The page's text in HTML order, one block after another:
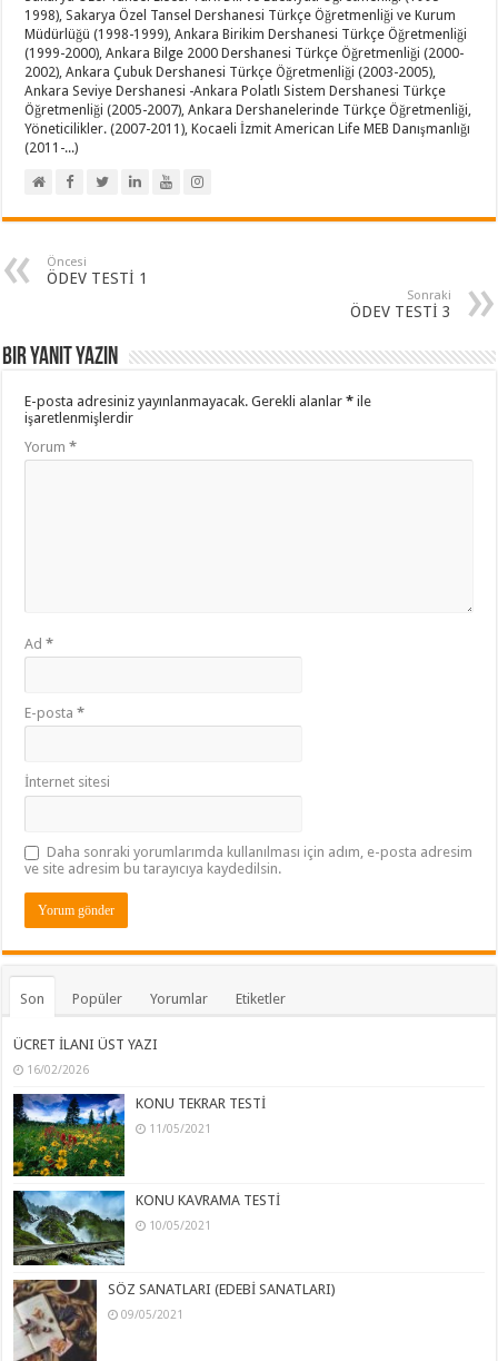
1998), Sakarya Özel Tansel Dershanesi Türkçe Öğretmenliği ve Kurum
Müdürlüğü (1998-1999), Ankara Birikim Dershanesi Türkçe Öğretmenliği
(1999-2000), Ankara Bilge 2000 Dershanesi Türkçe Öğretmenliği (2000-
2002), Ankara Çubuk Dershanesi Türkçe Öğretmenliği (2003-2005),
Ankara Seviye Dershanesi -Ankara Polatlı Sistem Dershanesi Türkçe
Öğretmenliği (2005-2007), Ankara Dershanelerinde Türkçe Öğretmenliği,
Yöneticilikler. (2007-2011), Kocaeli İzmit American Life MEB Danışmanlığı
(2011-...)
Öncesi
ÖDEV TESTİ 1
Sonraki
ÖDEV TESTİ 3
Bir yanıt yazın
E-posta adresiniz yayınlanmayacak. Gerekli alanlar* ile
işaretlenmişlerdir
Yorum*
Ad*
E-posta*
İnternet sitesi
Daha sonraki yorumlarımda kullanılması için adım, e-posta adresim
ve site adresim bu tarayıcıya kaydedilsin.
Son Popüler Yorumlar Etiketler
ÜCRET İLANI ÜST YAZI
16/02/2026
KONU TEKRAR TESTİ
11/05/2021
KONU KAVRAMA TESTİ
10/05/2021
SÖZ SANATLARI (EDEBİ SANATLARI)
09/05/2021